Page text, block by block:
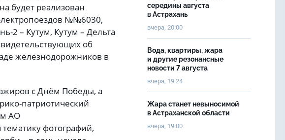
будет реализован
№№6030,
2 – Кутум, Кутум – Дельта
об
железнодорожников в
с Днём Победы, а
патриотический
АО
фотографий,
середины августа
в Астрахань
вчера, 20:00
Вода, квартиры, жара
и другие резонансные
новости 7 августа
вчера, 19:24
Жара станет невыносимой
в Астраханской области
вчера, 19:00